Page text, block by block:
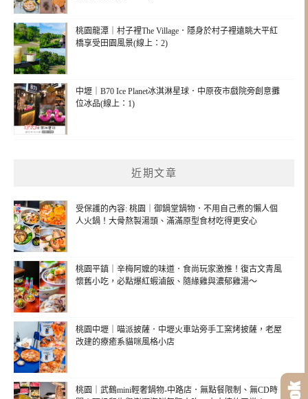
桃園龍潭｜村子裡The Village．隱身於村子裡遠眺大平紅
橋享受田園風景(線上：2)
中壢｜B70 Ice Planet冰淇淋星球．中原夜市戲院旁創意攤
位冰品(線上：1)
近期文章
受保護的內容: 桃園｜御鍋堂鍋物．不用自己煮的懶人個
人火鍋！大骨熬製湯頭、滿滿原型食材吃得更安心
桃園平鎮｜辛梅阿嬤的味道．食尚玩家激推！復古文青風
懷舊小吃，必點爆紅蝦滷飯、隨緣雞與濃郁雞湯～
桃園中壢｜喵派披薩．中壢火車站旁手工窯烤披薩，老屋
改建的療癒系貓咪風格小店
桃園｜武鶴mini輕奢鍋物-中路店．無點餐限制、無CD時